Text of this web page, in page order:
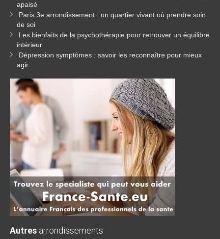
apaisé
Paris 3e arrondissement : un quartier vivant où prendre soin
de soi
Les bienfaits de la psychothérapie pour retrouver un équilibre
intérieur
Dépression symptômes : savoir les reconnaître pour mieux
agir
Autres arrondissements